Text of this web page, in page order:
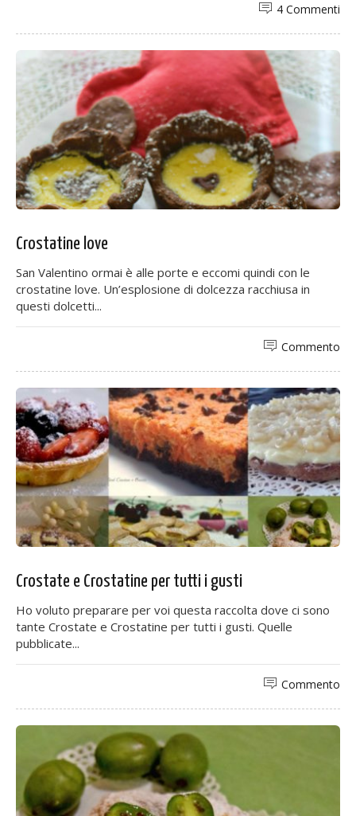
4 Commenti
Crostatine love
San Valentino ormai è alle porte e eccomi quindi con le
crostatine love. Un’esplosione di dolcezza racchiusa in
questi dolcetti...
Commento
Crostate e Crostatine per tutti i gusti
Ho voluto preparare per voi questa raccolta dove ci sono
tante Crostate e Crostatine per tutti i gusti. Quelle
pubblicate...
Commento